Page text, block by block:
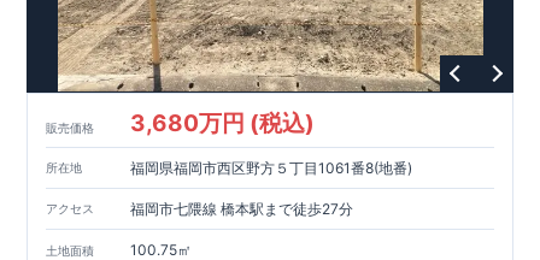
販売価格 3,680万円 (税込)
所在地 福岡県福岡市西区野方５丁目1061番8(地番)
アクセス 福岡市七隈線 橋本駅まで徒歩27分
土地面積 100.75㎡